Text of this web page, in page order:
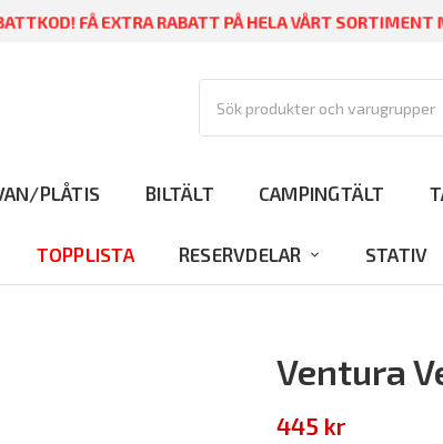
FÅ EXTRA RABATT PÅ HELA VÅRT SORTIMENT
PLÅTIS BILTÄLT CAMPINGTÄLT
TOPPLISTA RESERVDELAR STATIV
Ventura
445 kr